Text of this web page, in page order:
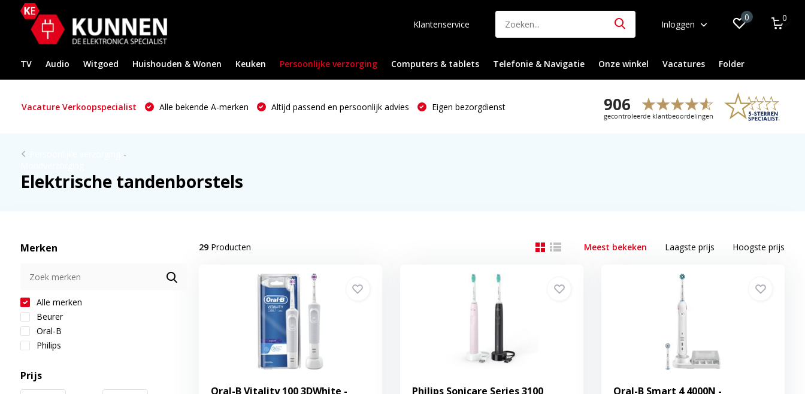
Klantenservice Inloggen
0 0
TV Audio Witgoed Huishouden & Wonen Keuken Persoonlijke verzorging Computers & tablets Telefonie & Navigatie Onze winkel Vacatures Folder
Vacature Verkoopspecialist Alle bekende A-merken Altijd passend en persoonlijk advies Eigen bezorgdienst
-
Elektrische tandenborstels
Merken
Alle merken
Beurer
Oral-B
Philips
Prijs
29Producten Meest bekeken Laagste prijs Hoogste prijs
Oral-B Vitality 100 3DWhite -
Philips Sonicare Series 3100
Oral-B Smart 4 4000N -